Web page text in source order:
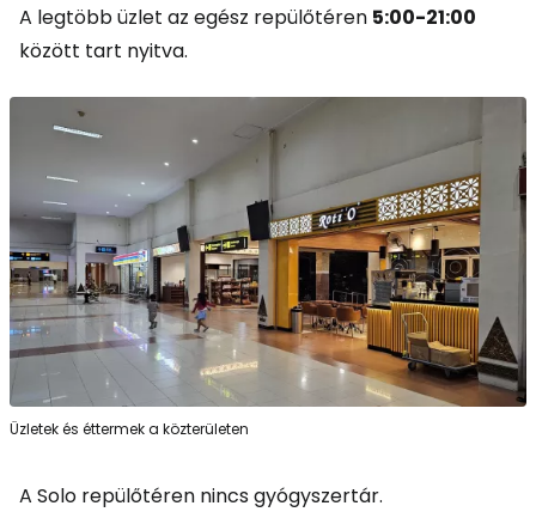
A legtöbb üzlet az egész repülőtéren 5:00-21:00
között tart nyitva.
Üzletek és éttermek a közterületen
A Solo repülőtéren nincs gyógyszertár.